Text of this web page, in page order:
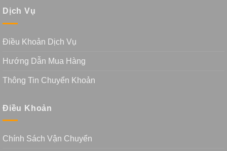
Dịch Vụ
Điều Khoản Dịch Vụ
Hướng Dẫn Mua Hàng
Thông Tin Chuyển Khoản
Điều Khoản
Chính Sách Vận Chuyển